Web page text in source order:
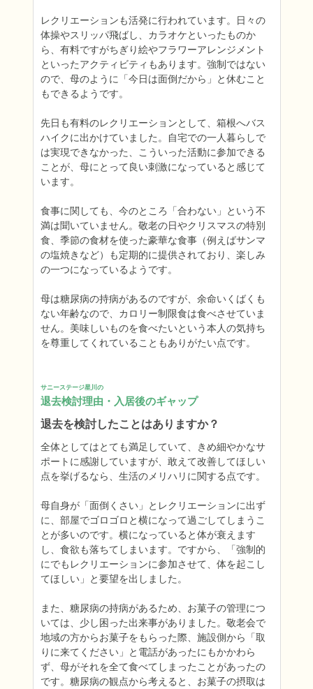
レクリエーションも活発に行われています。日々の
体操やスリッパ飛ばし、カラオケといったものか
ら、有料ですがちぎり絵やフラワーアレンジメント
といったアクティビティもあります。強制ではない
ので、母のように「今日は面倒だから」と休むこと
もできるようです。
先日も有料のレクリエーションとして、箱根へバス
ハイクに出かけていました。自宅での一人暮らしで
は実現できなかった、こういった活動に参加できる
ことが、母にとって良い刺激になっていると感じて
います。
食事に関しても、今のところ「合わない」という不
満は聞いていません。敬老の日やクリスマスの特別
食、季節の食材を使った豪華な食事（例えばサンマ
の塩焼きなど）も定期的に提供されており、楽しみ
の一つになっているようです。
母は糖尿病の持病があるのですが、余命いくばくも
ない年齢なので、カロリー制限食は食べさせていま
せん。美味しいものを食べたいという本人の気持ち
を尊重してくれていることもありがたい点です。
サニーステージ星川の
退去検討理由・入居後のギャップ
退去を検討したことはありますか？
全体としてはとても満足していて、きめ細やかなサ
ポートに感謝していますが、敢えて改善してほしい
点を挙げるなら、生活のメリハリに関する点です。
母自身が「面倒くさい」とレクリエーションに出ず
に、部屋でゴロゴロと横になって過ごしてしまうこ
とが多いのです。横になっていると体が衰えます
し、食欲も落ちてしまいます。ですから、「強制的
にでもレクリエーションに参加させて、体を起こし
てほしい」と要望を出しました。
また、糖尿病の持病があるため、お菓子の管理につ
いては、少し困った出来事がありました。敬老会で
地域の方からお菓子をもらった際、施設側から「取
りに来てください」と電話があったにもかかわら
ず、母がそれを全て食べてしまったことがあったの
です。糖尿病の観点から考えると、お菓子の摂取は